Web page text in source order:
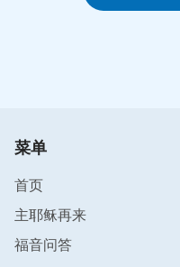
相同，你们又将怎样
你们现在多数人都不务
看见的全部见证出去
吗？到有一天，你若无
出去，那你就失去了一
菜单
首页
主耶稣再来
福音问答